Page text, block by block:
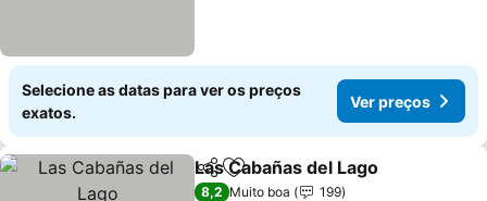
Selecione as datas para ver os preços
exatos.
Ver preços
PartilharAdicionar aos favoritos
Las Cabañas del Lago
8,2 Muito boa
199